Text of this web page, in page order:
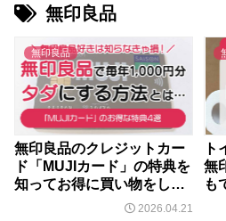
無印良品
無印良品
無印良品のクレジットカー
ド「MUJIカード」の特典を
知ってお得に買い物をしよ
2026.04.21
無
も